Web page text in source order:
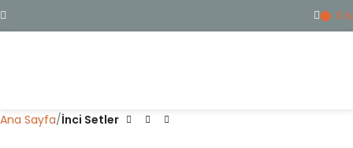
0 ₺
Ana Sayfa İnci Setler